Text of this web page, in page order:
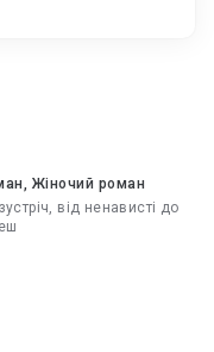
Жіночий роман
від ненависті до